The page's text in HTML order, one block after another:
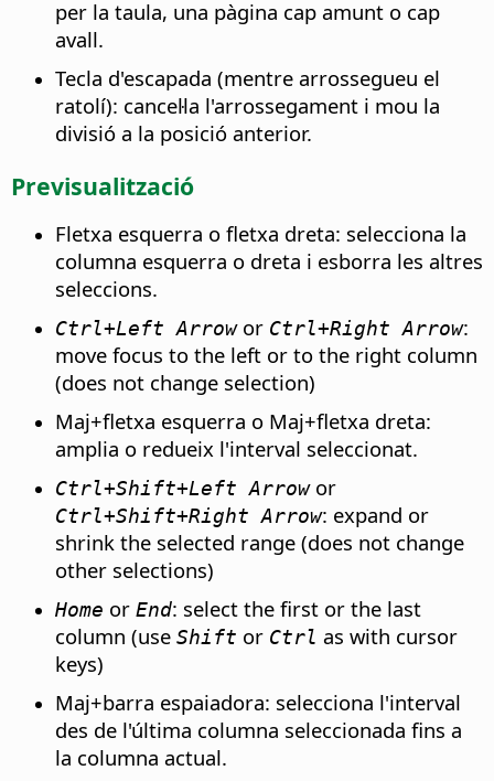
per la taula, una pàgina cap amunt o cap
avall.
Tecla d'escapada (mentre arrossegueu el
ratolí): cancel·la l'arrossegament i mou la
divisió a la posició anterior.
Previsualització
Fletxa esquerra o fletxa dreta: selecciona la
columna esquerra o dreta i esborra les altres
seleccions.
Ctrl+Left Arrowor Ctrl+Right Arrow:
move focus to the left or to the right column
(does not change selection)
Maj+fletxa esquerra o Maj+fletxa dreta:
amplia o redueix l'interval seleccionat.
Ctrl+Shift+Left Arrowor
Ctrl+Shift+Right Arrow: expand or
shrink the selected range (does not change
other selections)
Home or End: select the first or the last
column (use Shift or Ctrl as with cursor
keys)
Maj+barra espaiadora: selecciona l'interval
des de l'última columna seleccionada fins a
la columna actual.